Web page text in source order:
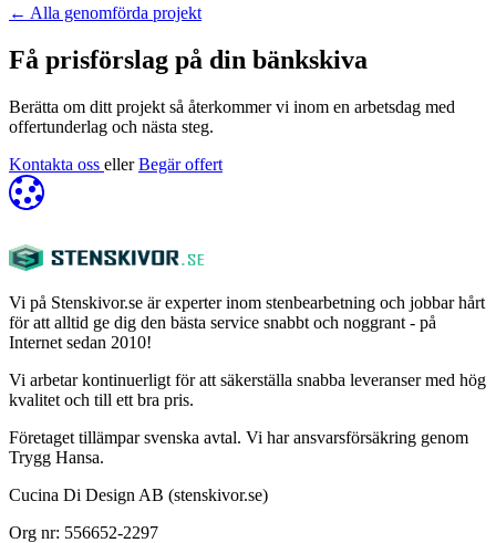
← Alla genomförda projekt
Få prisförslag på din bänkskiva
Berätta om ditt projekt så återkommer vi inom en arbetsdag med
offertunderlag och nästa steg.
Kontakta oss eller Begär offert
Vi på Stenskivor.se är experter inom stenbearbetning och jobbar hårt
för att alltid ge dig den bästa service snabbt och noggrant - på
Internet sedan 2010!
Vi arbetar kontinuerligt för att säkerställa snabba leveranser med hög
kvalitet och till ett bra pris.
Företaget tillämpar svenska avtal. Vi har ansvarsförsäkring genom
Trygg Hansa.
Cucina Di Design AB (stenskivor.se)
Org nr: 556652-2297